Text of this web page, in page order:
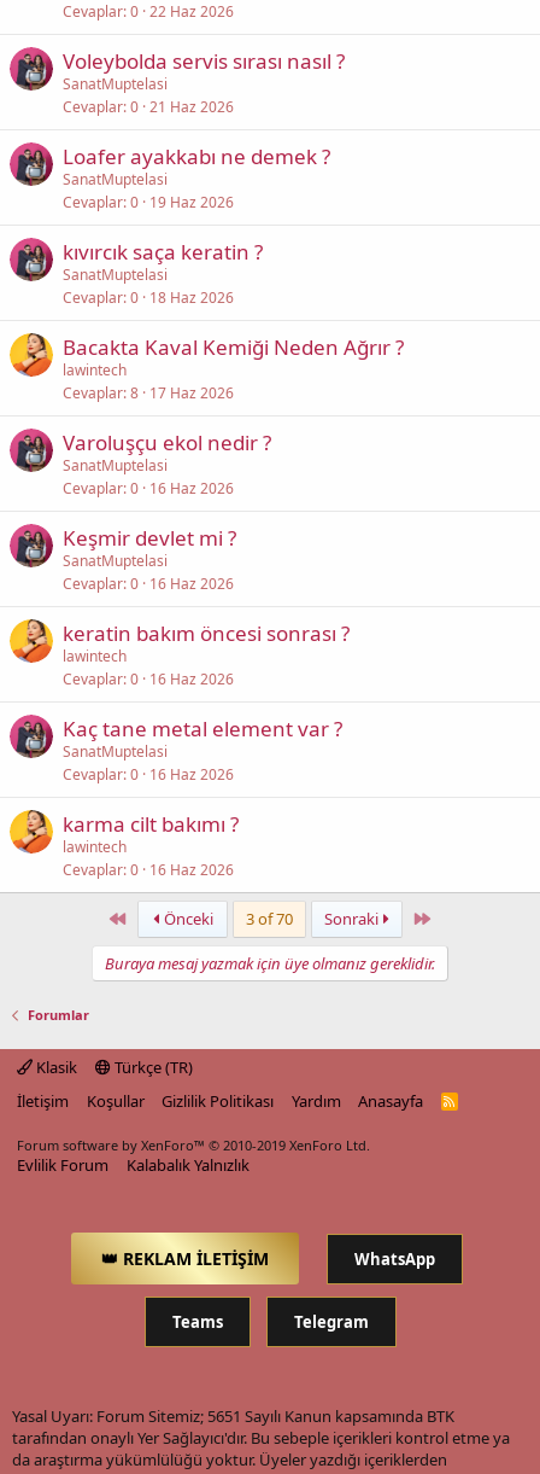
Cevaplar 0 22 Haz 2026
Voleybolda servis sırası nasıl ?
SanatMuptelasi
Cevaplar 0 21 Haz 2026
Loafer ayakkabı ne demek ?
SanatMuptelasi
Cevaplar 0 19 Haz 2026
kıvırcık saça keratin ?
SanatMuptelasi
Cevaplar 0 18 Haz 2026
Bacakta Kaval Kemiği Neden Ağrır ?
lawintech
Cevaplar 8 17 Haz 2026
Varoluşçu ekol nedir ?
SanatMuptelasi
Cevaplar 0 16 Haz 2026
Keşmir devlet mi ?
SanatMuptelasi
Cevaplar 0 16 Haz 2026
keratin bakım öncesi sonrası ?
lawintech
Cevaplar 0 16 Haz 2026
Kaç tane metal element var ?
SanatMuptelasi
Cevaplar 0 16 Haz 2026
karma cilt bakımı ?
lawintech
Cevaplar 0 16 Haz 2026
First Önceki 3 of 70 Sonraki Last
Buraya mesaj yazmak için üye olmanız gereklidir.
Forumlar
Klasik
Türkçe (TR)
İletişim
Koşullar Gizlilik Politikası Yardım Anasayfa
R
Forum software by XenForo™ © 2010-2019 XenForo Ltd.
Evlilik Forum Kalabalık Yalnızlık
👑 REKLAM İLETİŞİM WhatsApp
Teams Telegram
Yasal Uyarı: Forum Sitemiz; 5651 Sayılı Kanun kapsamında BTK
tarafından onaylı Yer Sağlayıcı'dır. Bu sebeple içerikleri kontrol etme ya
da araştırma yükümlülüğü yoktur. Üyeler yazdığı içeriklerden